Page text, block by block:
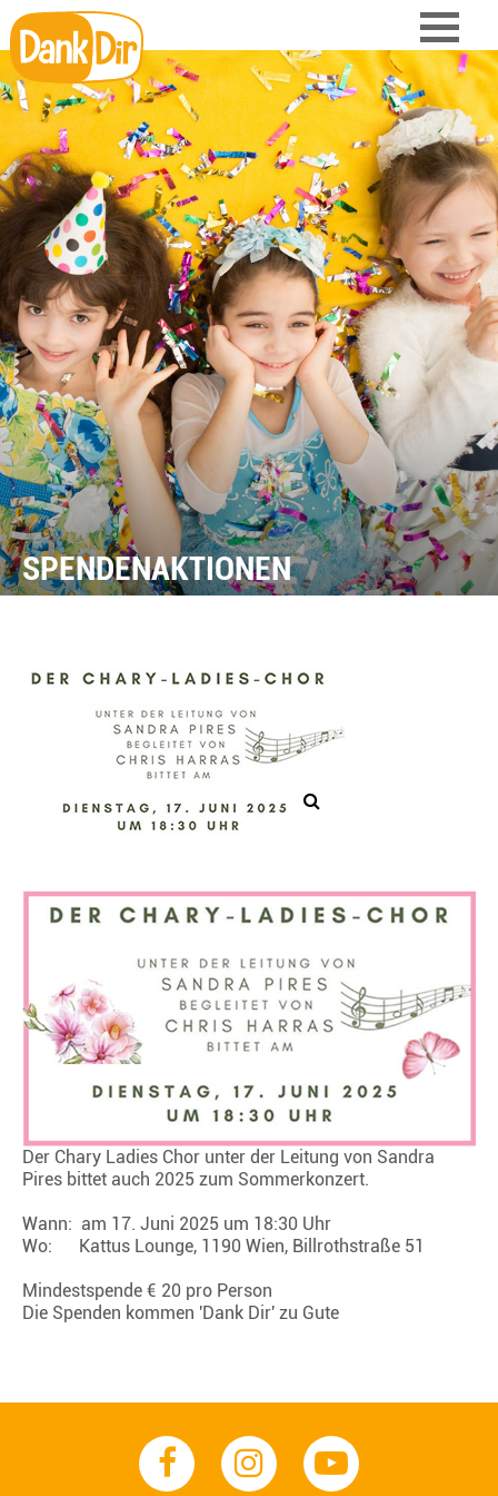
SPENDENAKTIONEN
Der Chary Ladies Chor unter der Leitung von Sandra
Pires bittet auch 2025 zum Sommerkonzert.
Wann: am 17. Juni 2025 um 18:30 Uhr
Wo: Kattus Lounge, 1190 Wien, Billrothstraße 51
Mindestspende € 20 pro Person
Die Spenden kommen 'Dank Dir' zu Gute